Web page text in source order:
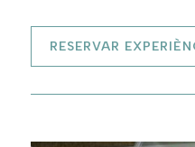
RESERVAR